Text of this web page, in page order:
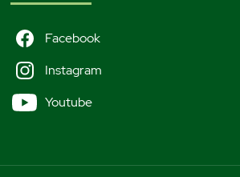
Facebook
Instagram
Youtube